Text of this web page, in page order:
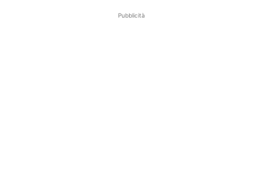
Pubblicità